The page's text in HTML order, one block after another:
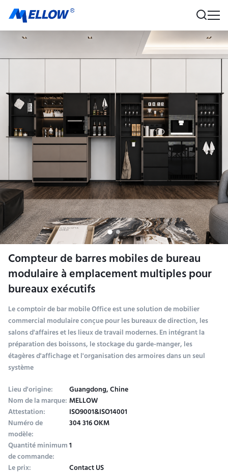
Compteur de barres mobiles de bureau
modulaire à emplacement multiples pour
bureaux exécutifs
Le comptoir de bar mobile Office est une solution de mobilier
commercial modulaire conçue pour les bureaux de direction, les
salons d'affaires et les lieux de travail modernes. En intégrant la
préparation des boissons, le stockage du garde-manger, les
étagères d'affichage et l'organisation des armoires dans un seul
système
Lieu d'origine:
Guangdong, Chine
Nom de la marque:MELLOW
Attestation: ISO9001&ISO14001
Numéro de
modèle:
304 316 OKM
Quantité minimum
de commande:
1
Le prix:
Contact US